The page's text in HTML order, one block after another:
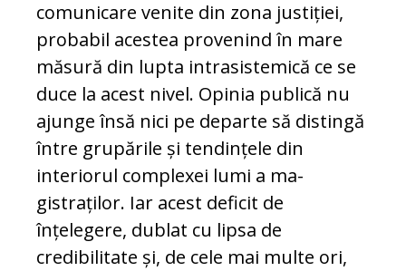
comunicare venite din zo­na justiției,
probabil acestea provenind în ma­re
măsură din lupta intrasistemică ce se
duce la acest nivel. Opinia publică nu
ajunge însă nici pe departe să distingă
între grupările și ten­dințele din
interiorul complexei lumi a ma­
gistraților. Iar acest deficit de
înțelegere, du­blat cu lipsa de
credibilitate și, de cele mai mul­te ori,